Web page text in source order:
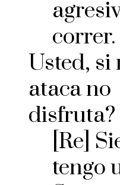
correr.
Usted, si
ataca no
disfruta?
[Re]
tengo